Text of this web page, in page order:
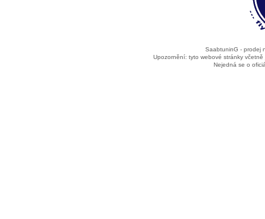
SaabtuninG - prodej
Upozornění: tyto webové stránky
Nejedná se o